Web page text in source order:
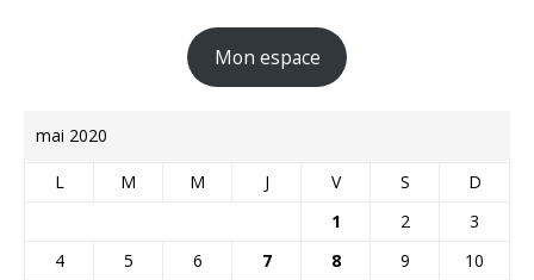
Mon espace
mai 2020
L M M J V S
D
1
2
3
4
5 6 7 8 9
10